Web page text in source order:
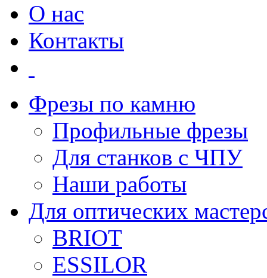
О нас
Контакты
Фрезы по камню
Профильные фрезы
Для станков с ЧПУ
Наши работы
Для оптических
BRIOT
ESSILOR